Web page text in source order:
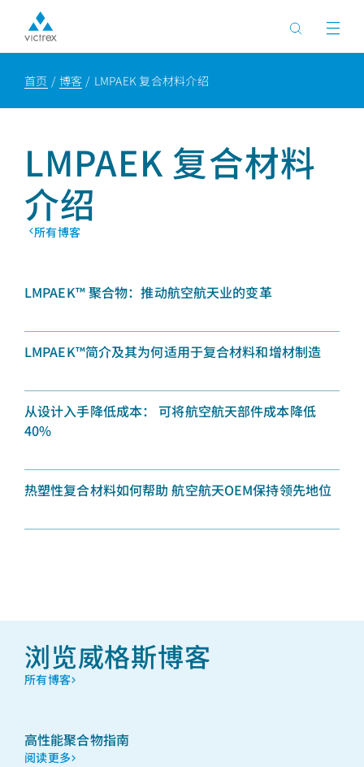
首页 博客 LMPAEK 复合材料介绍
LMPAEK 复合材料
介绍
所有博客
LMPAEK™ 聚合物：推动航空航天业的变革
LMPAEK™简介及其为何适用于复合材料和增材制造
从设计入手降低成本： 可将航空航天部件成本降低
40%
热塑性复合材料如何帮助 航空航天OEM保持领先地位
浏览威格斯博客
所有博客
高性能聚合物指南
阅读更多